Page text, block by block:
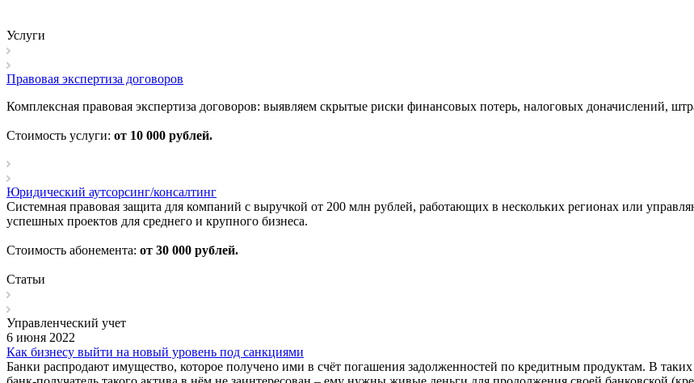
Услуги
Правовая экспертиза договоров
Комплексная правовая экспертиза договоров: выявляем скрытые риски финансовых потерь, налоговых доначислений,
Стоимость услуги: от 10 000 рублей.
Юридический аутсорсинг/консалтинг
Системная правовая защита для компаний с выручкой от 200 млн рублей, работающих в нескольких регионах или
успешных проектов для среднего и крупного бизнеса.
Стоимость абонемента: от 30 000 рублей.
Статьи
Управленческий учет
6 июня 2022
Как бизнесу выйти на новый уровень под санкциями
Банки распродают имущество, которое получено ими в счёт погашения задолженностей по кредитным продуктам. В